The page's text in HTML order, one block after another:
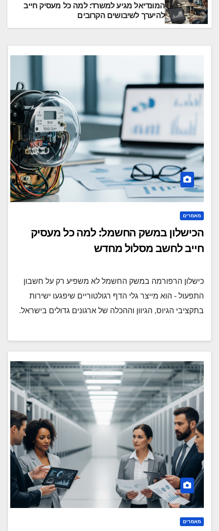
המונדיאל מגיע למשרד: למה כל מעסיק חייב
להיערך לשיבושים הקרובים
מאמרים
הכישלון במשק החשמל: למה כל מעסיק
חייב לחשב מסלול מחדש
כישלון הרפורמה במשק החשמל לא משפיע רק על חשבון
התפעול - הוא מייצר גלי הדף רגולטוריים שיפגעו ישירות
בתקציבי הגיוס, הגיוון וההכלה של ארגונים גדולים בישראל.
מאמרים